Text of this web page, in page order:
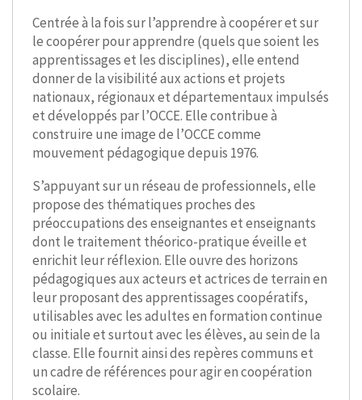
Centrée à la fois sur l’apprendre à coopérer et sur
le coopérer pour apprendre (quels que soient les
apprentissages et les disciplines), elle entend
donner de la visibilité aux actions et projets
nationaux, régionaux et départementaux impulsés
et développés par l’OCCE. Elle contribue à
construire une image de l’OCCE comme
mouvement pédagogique depuis 1976.
S’appuyant sur un réseau de professionnels, elle
propose des thématiques proches des
préoccupations des enseignantes et enseignants
dont le traitement théorico-pratique éveille et
enrichit leur réflexion. Elle ouvre des horizons
pédagogiques aux acteurs et actrices de terrain en
leur proposant des apprentissages coopératifs,
utilisables avec les adultes en formation continue
ou initiale et surtout avec les élèves, au sein de la
classe. Elle fournit ainsi des repères communs et
un cadre de références pour agir en coopération
scolaire.